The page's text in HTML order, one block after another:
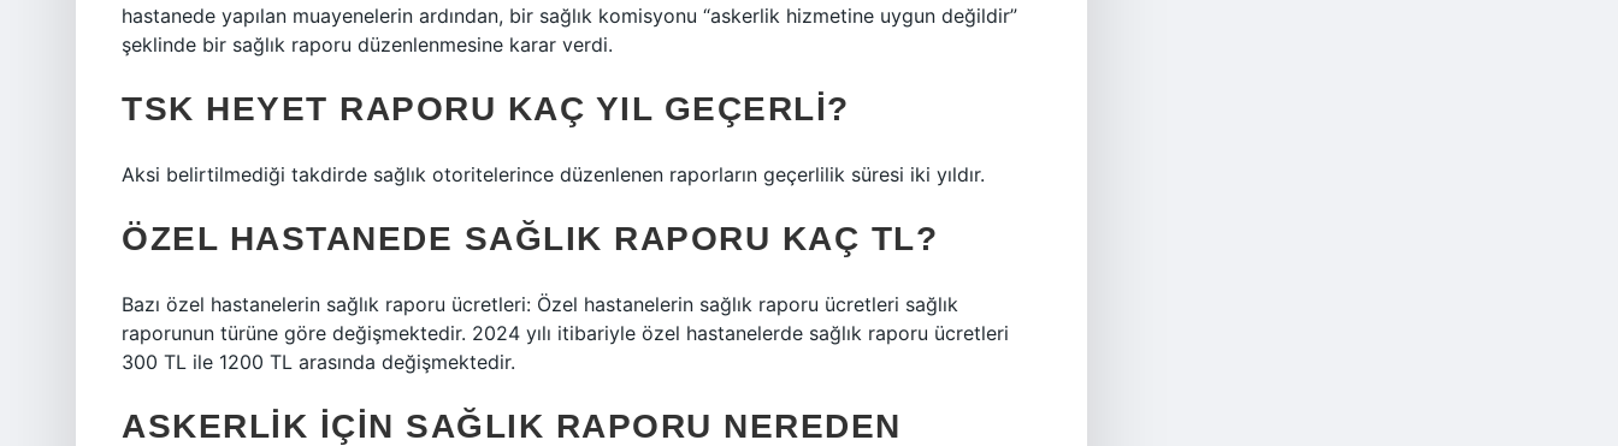
hastanede yapılan muayenelerin ardından, bir sağlık komisyonu “askerlik hizmetine uygun değildir”
şeklinde bir sağlık raporu düzenlenmesine karar verdi.
TSK HEYET RAPORU KAÇ YIL GEÇERLI?
Aksi belirtilmediği takdirde sağlık otoritelerince düzenlenen raporların geçerlilik süresi iki yıldır.
ÖZEL HASTANEDE SAĞLIK RAPORU KAÇ TL?
Bazı özel hastanelerin sağlık raporu ücretleri: Özel hastanelerin sağlık raporu ücretleri sağlık
raporunun türüne göre değişmektedir. 2024 yılı itibariyle özel hastanelerde sağlık raporu ücretleri
300 TL ile 1200 TL arasında değişmektedir.
ASKERLIK IÇIN SAĞLIK RAPORU NEREDEN